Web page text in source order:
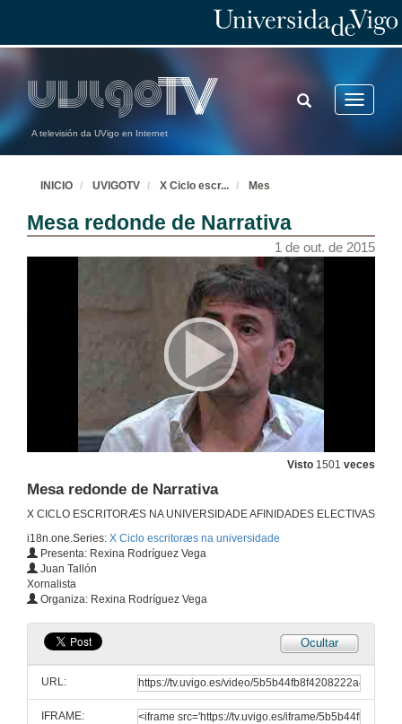
A televisión da UVigo en Internet
Toggle
TOGGLE
SEARCH
INICIO UVIGOTV X Ciclo escr... Mes
Mesa redonde de Narrativa
1 de out. de 2015
Visto 1501 veces
Mesa redonde de Narrativa
X CICLO ESCRITORÆS NA UNIVERSIDADE AFINIDADES ELECTIVAS
i18n.one.Series: X Ciclo escritoræs na universidade
Presenta: Rexina Rodríguez Vega
Juan Tallón
Xornalista
Organiza: Rexina Rodríguez Vega
Ocultar
URL:
IFRAME:
"Mesa redonda de Poesía" Introdución
1 de out. de 2015
Mesa redonda de Poesía
1 de out. de 2015
"Mesa redonda de Poesía" Quenda de preguntas
1 de out. de 2015